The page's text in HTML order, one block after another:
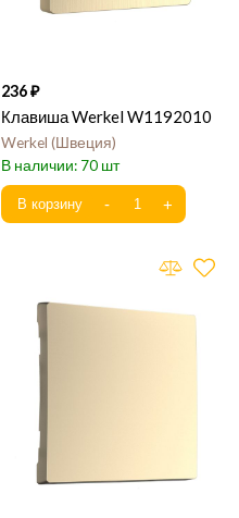
236
Клавиша Werkel W1192010
Werkel Швеция
70